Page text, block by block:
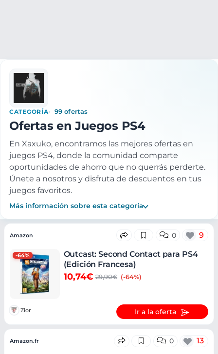
CATEGORÍA 99 ofertas
Ofertas en Juegos PS4
En Xaxuko, encontramos las mejores ofertas en
juegos PS4, donde la comunidad comparte
oportunidades de ahorro que no querrás perderte.
Únete a nosotros y disfruta de descuentos en tus
juegos favoritos.
Más información sobre esta categoría
Ofertas
-64%
Amazon 0 9
Outcast: Second Contact para PS4
(Edición Francesa)
10,74€ 29,90€ (-64%)
Zior Ir a la oferta
Amazon.fr 0 13